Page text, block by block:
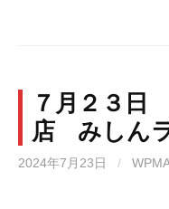
７月２３日
店 みしんラ
2024年7月23日 /